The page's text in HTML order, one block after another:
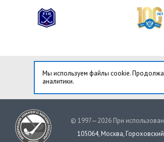
Мы используем файлы cookie.
аналитики.
© 1997—2026 При
105064, Москва, Гороховский